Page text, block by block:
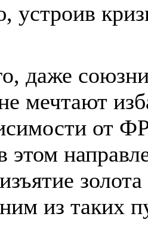
устроив
даже
мечтают
от
этом
золота
из таких